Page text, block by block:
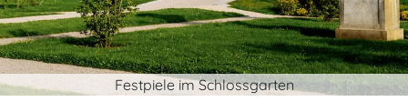
Festpiele im Schlossgarten